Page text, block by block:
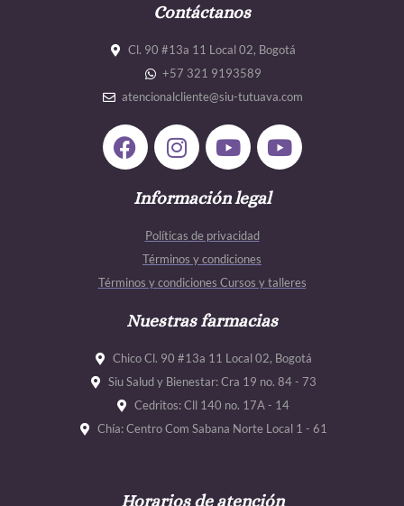
Contáctanos
Cl. 90 #13a 11 Local 02, Bogotá
+57 321 9193589
atencionalcliente@siu-tutuava.com
F
a
e
k
I
n
t
g
r
a
m
Y
o
t
b
e
Y
o
Información legal
Políticas de privacidad
Términos y condiciones
Términos y condiciones Cursos y talleres
Nuestras farmacias
Chico Cl. 90 #13a 11 Local 02, Bogotá
Siu Salud y Bienestar: Cra 19 no. 84 - 73
Cedritos: Cll 140 no. 17A - 14
Chía: Centro Com Sabana Norte Local 1 - 61
Horarios de atención